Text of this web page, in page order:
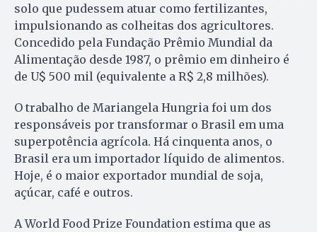
solo que pudessem atuar como fertilizantes,
impulsionando as colheitas dos agricultores.
Concedido pela Fundação Prêmio Mundial da
Alimentação desde 1987, o prêmio em dinheiro é
de U$ 500 mil (equivalente a R$ 2,8 milhões).
O trabalho de Mariangela Hungria foi um dos
responsáveis por transformar o Brasil em uma
superpotência agrícola. Há cinquenta anos, o
Brasil era um importador líquido de alimentos.
Hoje, é o maior exportador mundial de soja,
açúcar, café e outros.
A World Food Prize Foundation estima que as